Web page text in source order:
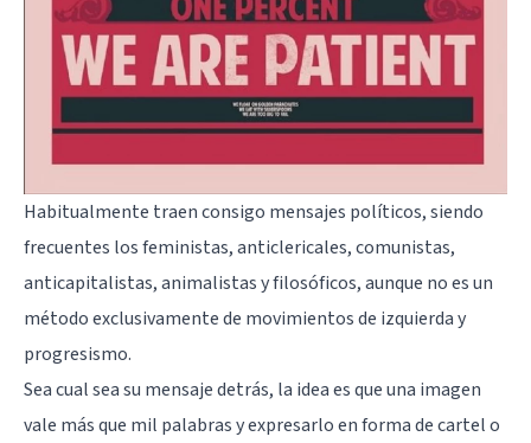
Habitualmente traen consigo mensajes políticos, siendo
frecuentes los feministas, anticlericales, comunistas,
anticapitalistas, animalistas y filosóficos, aunque no es un
método exclusivamente de movimientos de izquierda y
progresismo.
Sea cual sea su mensaje detrás, la idea es que una imagen
vale más que mil palabras y expresarlo en forma de cartel o